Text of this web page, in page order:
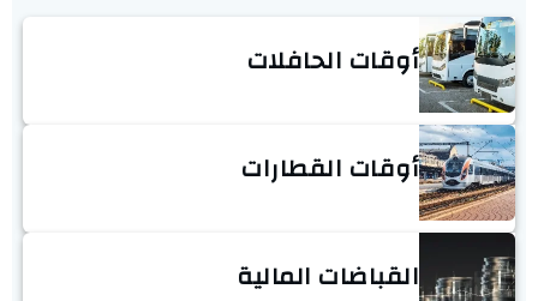
أوقات الحافلات
أوقات القطارات
القباضات المالية